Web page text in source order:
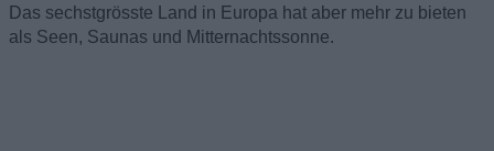
Das sechstgrösste Land in Europa hat aber mehr zu bieten
als Seen, Saunas und Mitternachtssonne.